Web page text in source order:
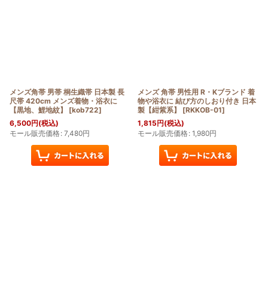
メンズ角帯 男帯 桐生織帯 日本製 長
尺帯 420cm メンズ着物・浴衣に
【黒地、鯉地紋】
[kob722]
6,500円(税込)
モール販売価格: 7,480円
メンズ 角帯 男性用 R・Kブランド 着
物や浴衣に 結び方のしおり付き 日本
製【紺紫系】
[RKKOB-01]
1,815円(税込)
モール販売価格: 1,980円